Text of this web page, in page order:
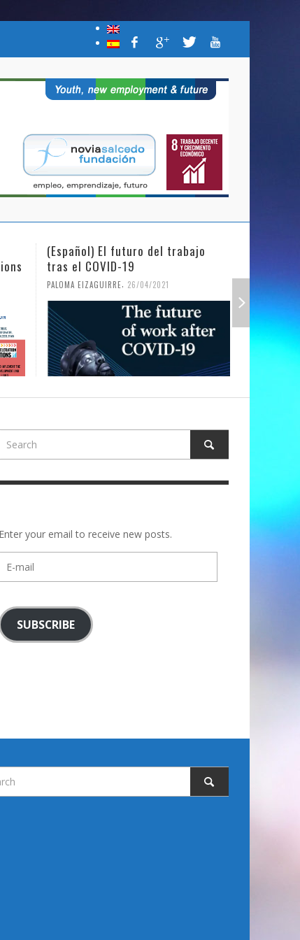
(Español) El futuro del trabajo
tras el COVID-19
PALOMA EIZAGUIRRE 26/04/2021
Enter your email to receive new posts.
mail
SUBSCRIBE